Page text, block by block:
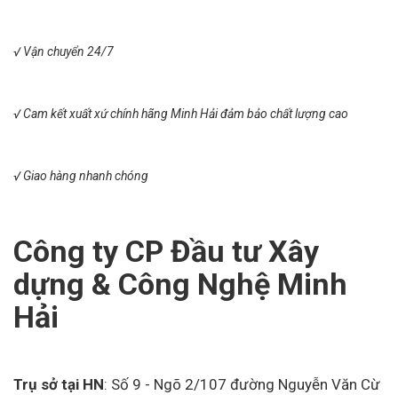
√ Vận chuyển 24/7
√ Cam kết xuất xứ chính hãng Minh Hải đảm bảo chất lượng cao
√ Giao hàng nhanh chóng
Công ty CP Đầu tư Xây
dựng & Công Nghệ Minh
Hải
Trụ sở tại HN: Số 9 - Ngõ 2/107 đường Nguyễn Văn Cừ